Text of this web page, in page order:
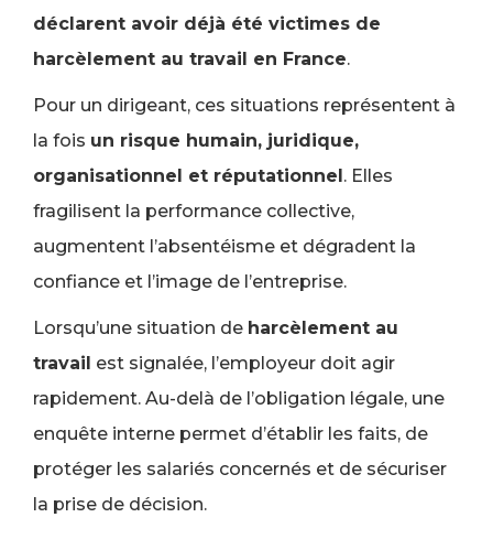
déclarent avoir déjà été victimes de
harcèlement au travail en France.
Pour un dirigeant, ces situations représentent à
la fois un risque humain, juridique,
organisationnel et réputationnel. Elles
fragilisent la performance collective,
augmentent l’absentéisme et dégradent la
confiance et l’image de l’entreprise.
Lorsqu’une situation de harcèlement au
travail est signalée, l’employeur doit agir
rapidement. Au-delà de l’obligation légale, une
enquête interne permet d’établir les faits, de
protéger les salariés concernés et de sécuriser
la prise de décision.